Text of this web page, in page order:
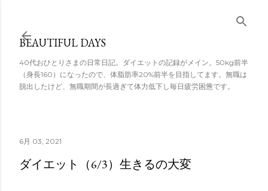
スキップしてメ
イン コンテンツ
に移動
BEAUTIFUL DAYS
40代おひとりさまの日常日記。ダイエットの記録がメイン。50kg前半
（身長160）になったので、体脂肪率20%前半を目指してます。無職は
脱出したけど、無職期間が長過ぎて体力低下し毎日疲労困憊です。
6月 03, 2021
ダイエット（6/3）生きるの大変